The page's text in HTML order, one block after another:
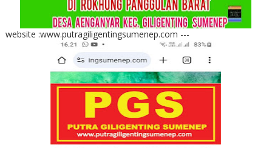
website :www.putragiligentingsumenep.com ---